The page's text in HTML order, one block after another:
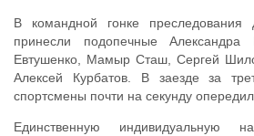
В командной гонке преследования
принесли подопечные Александра
Евтушенко, Мамыр Сташ, Сергей
Алексей Курбатов. В заезде за
спортсмены почти на секунду
Единственную индивидуальную